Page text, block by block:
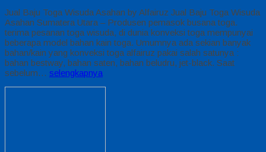
Jual Baju Toga Wisuda Asahan by Alfairuz Jual Baju Toga Wisuda
Asahan Sumatera Utara – Produsen pemasok busana toga.
terima pesanan toga wisuda, di dunia konveksi toga mempunyai
beberapa model bahan kain toga. Umumnya ada sekian banyak
bahan/kain yang konveksi toga alfairuz pakai salah satunya :
bahan bestway, bahan saten, bahan beludru, jet-black. Saat
sebelum… selengkapnya